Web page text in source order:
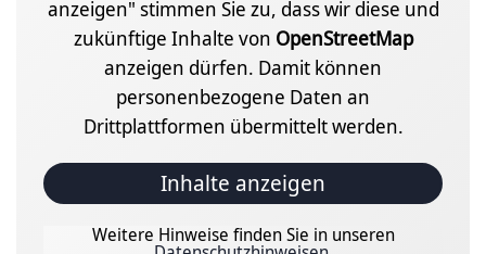
anzeigen" stimmen Sie zu, dass wir diese und
zukünftige Inhalte von OpenStreetMap
anzeigen dürfen. Damit können
personenbezogene Daten an
Drittplattformen übermittelt werden.
Inhalte anzeigen
Weitere Hinweise finden Sie in unseren